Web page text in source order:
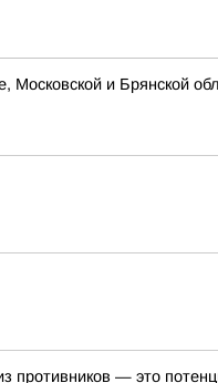
Московской и Брянской
противников — это